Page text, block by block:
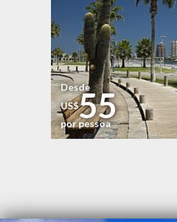
Desde
US$55
por pessoa